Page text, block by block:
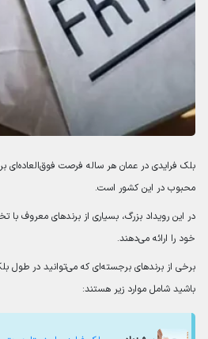
بلک فرایدی در عمان هر ساله فرصت فوق‌العاده‌ای
محبوب در این کشور است.
در این رویداد بزرگ، بسیاری از برندهای معروف
خود را ارائه می‌دهند.
برخی از برندهای برجسته‌ای که می‌توانید در طول
باشید شامل موارد زیر هستند: